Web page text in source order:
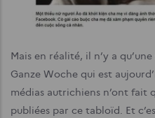
Mais en réalité, il n’y a
Ganze Woche qui est
médias autrichiens n’ont fait
publiées par ce tabloïd. Et